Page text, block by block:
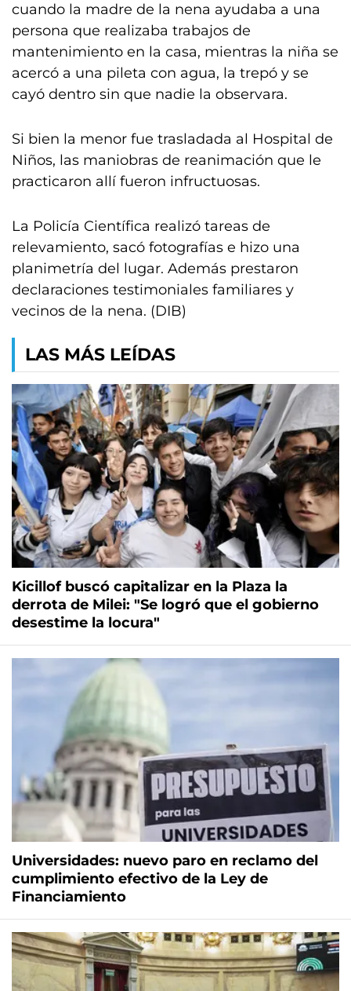
cuando la madre de la nena ayudaba a una
persona que realizaba trabajos de
mantenimiento en la casa, mientras la niña se
acercó a una pileta con agua, la trepó y se
cayó dentro sin que nadie la observara.
Si bien la menor fue trasladada al Hospital de
Niños, las maniobras de reanimación que le
practicaron allí fueron infructuosas.
La Policía Científica realizó tareas de
relevamiento, sacó fotografías e hizo una
planimetría del lugar. Además prestaron
declaraciones testimoniales familiares y
vecinos de la nena. (DIB)
LAS MÁS LEÍDAS
Kicillof buscó capitalizar en la Plaza la
derrota de Milei: "Se logró que el gobierno
desestime la locura"
Universidades: nuevo paro en reclamo del
cumplimiento efectivo de la Ley de
Financiamiento